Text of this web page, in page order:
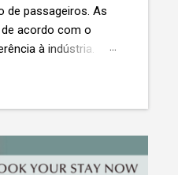
de passageiros. As
acordo com o
à indústria. (©
assentos vendidos,